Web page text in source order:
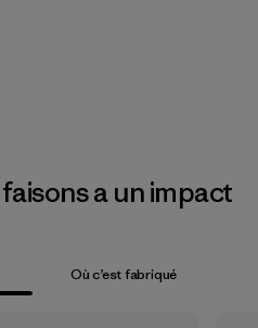
a un impact
Où c’est fabriqué